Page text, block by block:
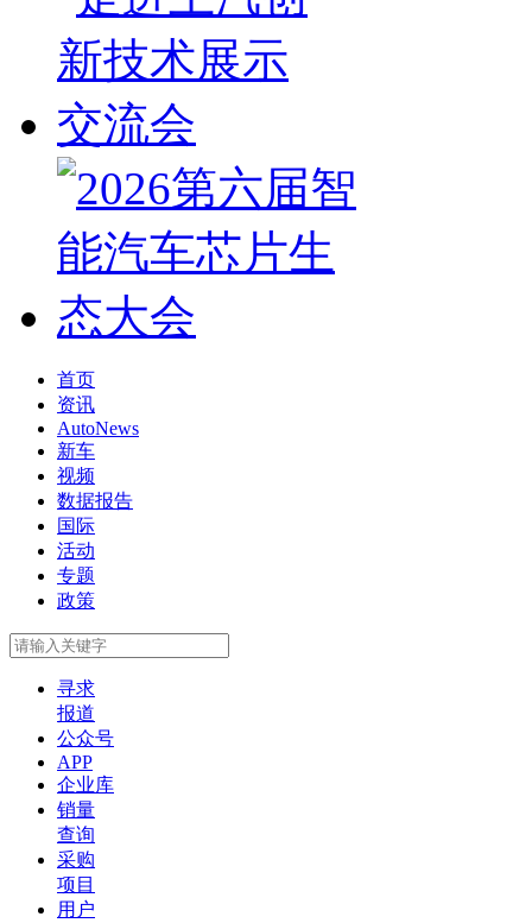
首页
资讯
AutoNews
新车
视频
数据报告
国际
活动
专题
政策
寻求
报道
公众号
APP
企业库
销量
查询
采购
项目
用户